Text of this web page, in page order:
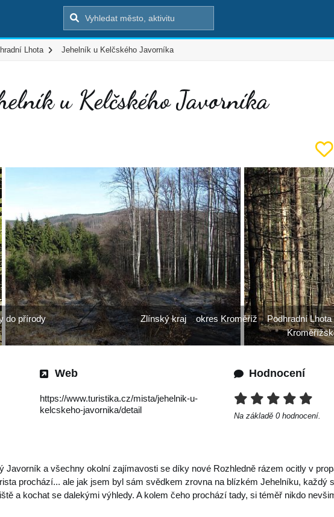
Lhota Jehelník u Kelčského Javorníka
u Kelčského Javorníka
Web
https://www.turistika.cz/mista/jehelnik-u-
kelcskeho-javornika/detail
Hodnocení
Na základě 0 hodnocení.
Javorník a všechny okolní zajímavosti se díky nové Rozhledně rázem ocitly v
prochází... ale jak jsem byl sám svědkem zrovna na blízkém Jehelníku, každý
a kochat se dalekými výhledy. A kolem čeho prochází tady, si téměř nikdo
do přírody
Zlínský kraj okres Kroměříž Podhradní Lhota